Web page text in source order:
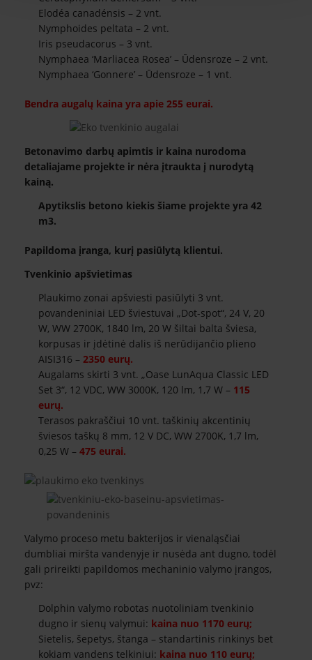
Elodéa canadénsis – 2 vnt.
Nymphoides peltata – 2 vnt.
Iris pseudacorus – 3 vnt.
Nymphaea ‘Marliacea Rosea’ – Ūdensroze – 2 vnt.
Nymphaea ‘Gonnere’ – Ūdensroze – 1 vnt.
Bendra augalų kaina yra apie 255 eurai.
Betonavimo darbų apimtis ir kaina nurodoma
detaliajame projekte ir nėra įtraukta į nurodytą
kainą.
Apytikslis betono kiekis šiame projekte yra 42
m3.
Papildoma įranga, kurį pasiūlytą klientui.
Tvenkinio apšvietimas
Plaukimo zonai apšviesti pasiūlyti 3 vnt.
povandeniniai LED šviestuvai „Dot-spot“, 24 V, 20
W, WW 2700K, 1840 lm, 20 W šiltai balta šviesa,
korpusas ir įdėtinė dalis iš nerūdijančio plieno
AISI316 – 2350 eurų.
Augalams skirti 3 vnt. „Oase LunAqua Classic LED
Set 3“, 12 VDC, WW 3000K, 120 lm, 1,7 W – 115
eurų.
Terasos pakraščiui 10 vnt. taškinių akcentinių
šviesos taškų 8 mm, 12 V DC, WW 2700K, 1,7 lm,
0,25 W – 475 eurai.
Valymo proceso metu bakterijos ir vienaląsčiai
dumbliai miršta vandenyje ir nusėda ant dugno, todėl
gali prireikti papildomos mechaninio valymo įrangos,
pvz:
Dolphin valymo robotas nuotoliniam tvenkinio
dugno ir sienų valymui: kaina nuo 1170 eurų;
Sietelis, šepetys, štanga – standartinis rinkinys bet
kokiam vandens telkiniui: kaina nuo 110 eurų;